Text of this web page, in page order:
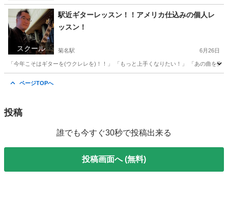
スクール
駅近ギターレッスン！！アメリカ仕込みの個人レ
ッスン！
菊名駅 6月26日
「今年こそはギターを(ウクレレを)！！」 「もっと上手くなりたい！」 「あの曲を
ページTOPへ
投稿
誰でも今すぐ30秒で投稿出来る
投稿画面へ (無料)